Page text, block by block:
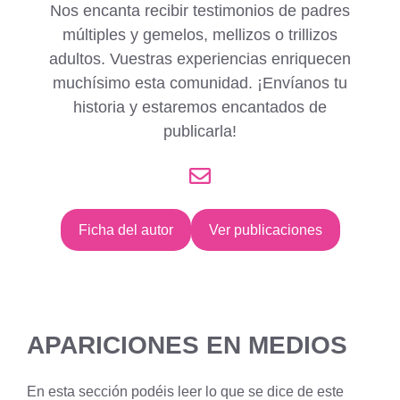
Nos encanta recibir testimonios de padres
múltiples y gemelos, mellizos o trillizos
adultos. Vuestras experiencias enriquecen
muchísimo esta comunidad. ¡Envíanos tu
historia y estaremos encantados de
publicarla!
Ficha del autor Ver publicaciones
APARICIONES EN MEDIOS
En esta sección podéis leer lo que se dice de este